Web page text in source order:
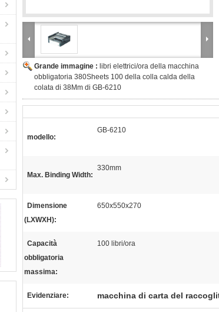
Grande immagine : libri elettrici/ora della macchina
obbligatoria 380Sheets 100 della colla calda della
colata di 38Mm di GB-6210
modello:
GB-6210
Max. Binding Width:
330mm
Dimensione
(LXWXH):
650x550x270
Capacità
obbligatoria
massima:
100 libri/ora
Evidenziare: macchina di carta del